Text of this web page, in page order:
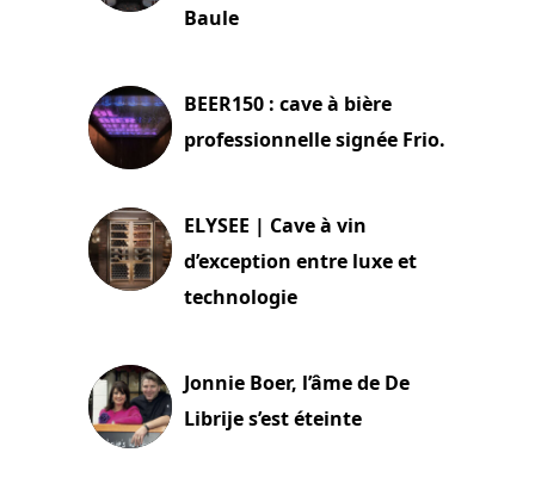
Baule
BEER150 : cave à bière
professionnelle signée Frio.
ELYSEE | Cave à vin
d’exception entre luxe et
technologie
Jonnie Boer, l’âme de De
Librije s’est éteinte